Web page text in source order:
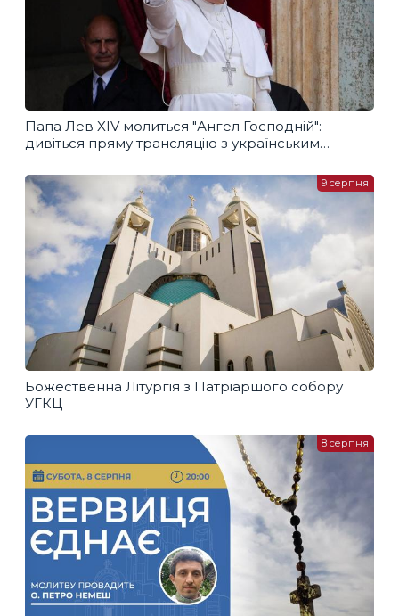
Папа Лев XIV молиться "Ангел Господній":
дивіться пряму трансляцію з українським
Божественна Літургія з Патріаршого собору
УГКЦ
9 серпня
8 серпня